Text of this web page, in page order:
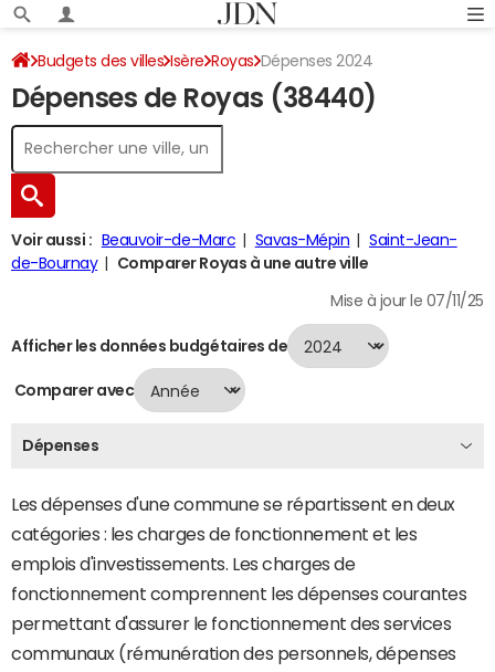
Budgets des villes Isère Royas Dépenses 2024
Dépenses de Royas (38440)
Voir aussi : Beauvoir-de-Marc Savas-Mépin
Saint-Jean-
de-Bournay
Comparer Royas à une autre ville
Mise à jour le 07/11/25
Afficher les données budgétaires de
Comparer avec
Dépenses
Les dépenses d'une commune se répartissent en deux
catégories : les charges de fonctionnement et les
emplois d'investissements. Les charges de
fonctionnement comprennent les dépenses courantes
permettant d'assurer le fonctionnement des services
communaux (rémunération des personnels, dépenses